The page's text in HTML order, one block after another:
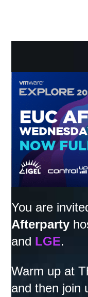
You are
Afterparty
and LGE.
Warm up at
and then join